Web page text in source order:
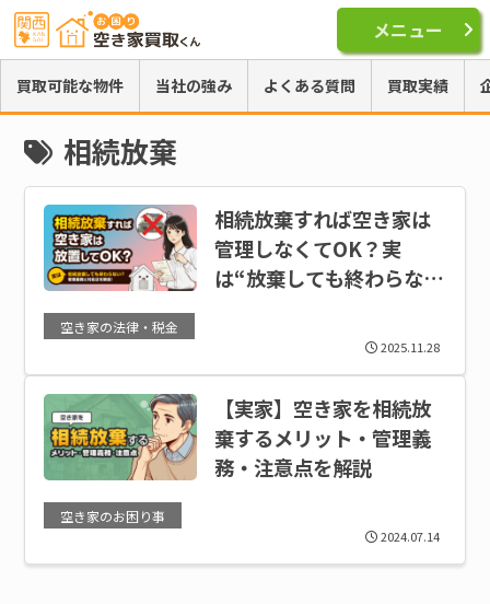
買取可能な物件 当社の強み よくある質問 買取実績
相続放棄
相続放棄すれば空き家は
管理しなくてOK？実
は“放棄しても終わらない
空き家の法律・税金
2025.11.28
【実家】空き家を相続放
棄するメリット・管理義
務・注意点を解説
空き家のお困り事
2024.07.14
メニュー